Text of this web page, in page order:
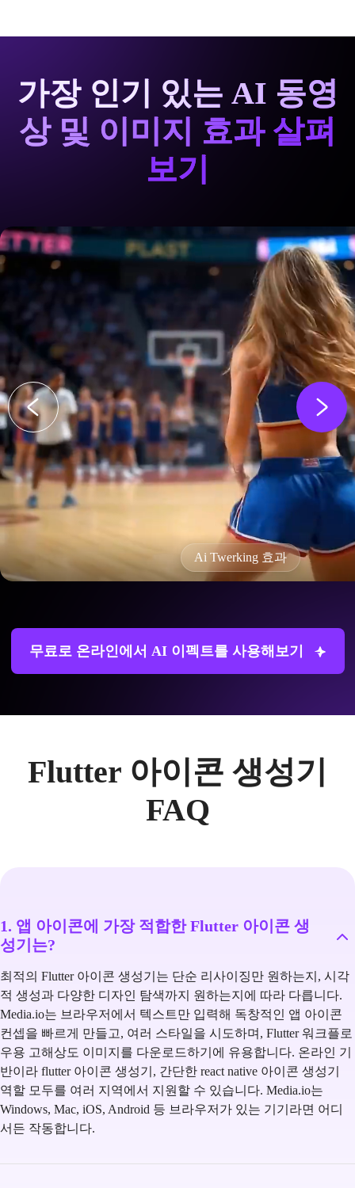
가장 인기 있는 AI 동영
상 및 이미지 효과 살펴
보기
Ai Twerking 효과
무료로 온라인에서 AI 이펙트를 사용해보기
Flutter 아이콘 생성기
FAQ
1. 앱 아이콘에 가장 적합한 Flutter 아이콘 생
성기는?
최적의 Flutter 아이콘 생성기는 단순 리사이징만 원하는지, 시각
적 생성과 다양한 디자인 탐색까지 원하는지에 따라 다릅니다.
Media.io는 브라우저에서 텍스트만 입력해 독창적인 앱 아이콘
컨셉을 빠르게 만들고, 여러 스타일을 시도하며, Flutter 워크플로
우용 고해상도 이미지를 다운로드하기에 유용합니다. 온라인 기
반이라 flutter 아이콘 생성기, 간단한 react native 아이콘 생성기
역할 모두를 여러 지역에서 지원할 수 있습니다. Media.io는
Windows, Mac, iOS, Android 등 브라우저가 있는 기기라면 어디
서든 작동합니다.